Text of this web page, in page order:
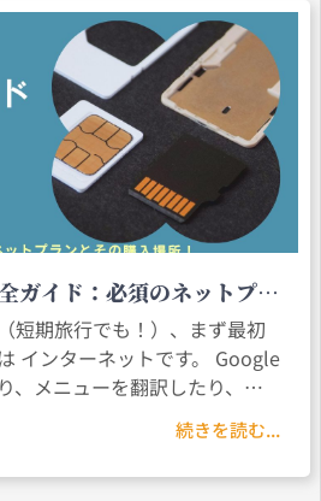
ガイド：必須のネットプラ
短期旅行でも！）、まず最初
インターネットです。 Google
、メニューを翻訳したり、タ
をインスタに投稿したり…ネ
続きを読む...